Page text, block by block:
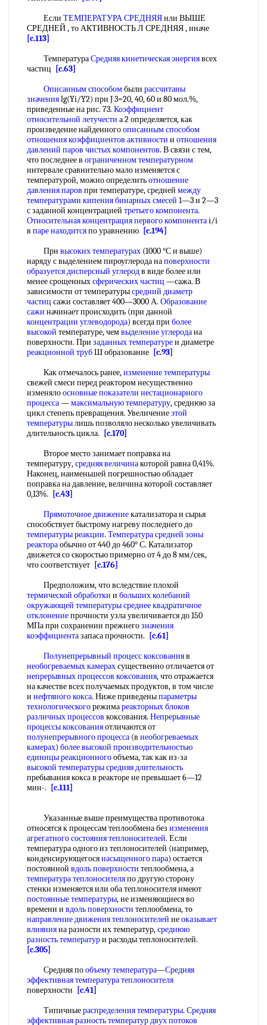
Если ТЕМПЕРАТУРА СРЕДНЯЯили ВЫШЕ
СРЕДНЕЙ , то АКТИВНОСТЬ Л СРЕДНЯЯ , иначе
[c.113]
ТемператураСредняя кинетическая энергиявсех
частиц
[c.63]
Описанным способомбыли рассчитаны
значенияlg(Yi/Y2) при J 3=20, 40, 60 и 80 мол.%,
приведенные на рис. 73. Коэффициент
относительной летучести а 2 определяется, как
произведение найденногоописанным способом
отношения коэффициентов активности и отношения
давлений паров чистых компонентов. В связи с тем,
что последнее в ограниченном температурном
интервале сравнительно мало изменяется с
температурой, можно определитьотношение
давления паров при температуре, средней между
температурами кипениябинарных смесей 1—3 и 2—3
с заданной концентрацией третьего компонента.
Относительная концентрацияпервого компонентаi/i
в паре находитсяпо уравнению [c.194]
Прн высоких температурах (1000 °С и выше)
наряду с выделением пироуглерода наповерхности
образуетсядисперсный углеродв виде более или
менее срощенныхсферических частиц —сажа. В
зависимости от температурысредний диаметр
частиц сажи составляет 400—3000 А. Образование
сажи начинает происходить (при данной
концентрации углеводорода) всегда при более
высокой температуре, чемвыделение углеродана
поверхности. При заданных температуреи диаметре
реакционной трубШ образование [c.93]
Как отмечалось ранее,изменение температуры
свежей смеси перед реактором несущественно
изменялоосновные показатели нестационарного
процесса—максимальную температуру, среднюю за
цикл степепь превращения. Увеличениеэтой
температурылишь позволяло несколько увеличивать
длительность цикла.
[c.170]
Второе место занимает поправка на
температуру,средняя величинакоторой равна 0,41%.
Наконец, наименьшей погрешностью обладает
поправка на давление, величина которой составляет
0,13%.
[c.43]
Прямоточное движениекатализатора и сырья
способствует быстрому нагреву последнего до
температуры реакции. Температура средней зоны
реактораобычно от 440 до 460° С. Катализатор
движется со скоростью примерно от 4 до 8 мм/сек,
что соответствует [c.176]
Предположим, что вследствие плохой
термической обработки и больших колебаний
окружающей температурысреднее квадратичное
отклонениепрочности узла увеличивается до 150
МПа при сохранении прежнегозначения
коэффициентазапаса прочности.
[c.61]
Полунепрерывный процесс коксованияв
необогреваемых камерахсущественно отличается от
непрерывных процессов коксования, что отражается
на качестве всех получаемых продуктов, в том числе
и нефтяного кокса. Ниже приведеныпараметры
технологическогорежимареакторных блоков
различных процессов коксования. Непрерывные
процессы коксованияотличаются от
полунепрерывного процесса (в необогреваемых
камерах) более высокой производительностью
единицы реакционногообъема, так как из-за
высокой температурысредняя длительность
пребывания кокса в реакторе не превышает 6—12
мин-.
[c.111]
Указанные выше преимущества противотока
относятся к процессам теплообмена без изменения
агрегатного состояния теплоносителей. Если
температура одного из теплоносителей (например,
конденсирующегосянасыщенного пара) остается
постоянной вдоль поверхности теплообмена, а
температура теплоносителяпо другую сторону
стенки изменяется или оба теплоносителя имеют
постоянные температуры, не изменяющиеся во
времени и вдоль поверхности теплообмена, то
направление движения теплоносителей неоказывает
влиянияна разности их температур,среднюю
разность температури расходы теплоносителей.
[c.305]
Средняя пообъему температура—Средняя
эффективнаятемпература теплоносителя
поверхности
[c.41]
Типичныераспределения температуры. Средняя
эффективнаяразность температурдвухпотоков